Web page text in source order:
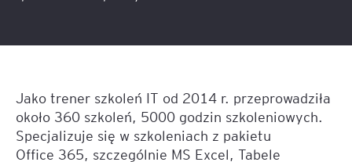
Jako trener szkoleń IT od 2014 r. przeprowadziła
około 360 szkoleń, 5000 godzin szkoleniowych.
Specjalizuje się w szkoleniach z pakietu
Office 365, szczególnie MS Excel, Tabele